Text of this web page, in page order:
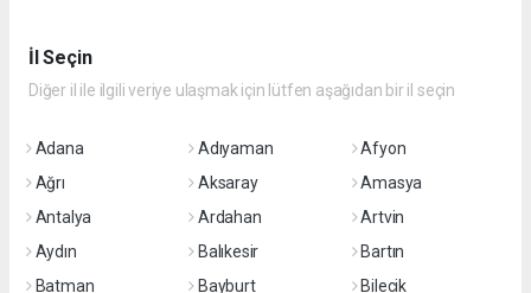
İl Seçin
Diğer il ile ilgili veriye ulaşmak için lütfen aşağıdan bir il seçin
Adana Adıyaman
Afyon
Ağrı
Aksaray
Amasya
Antalya
Ardahan
Artvin
Aydın
Balıkesir
Bartın
Batman
Bayburt
Bilecik